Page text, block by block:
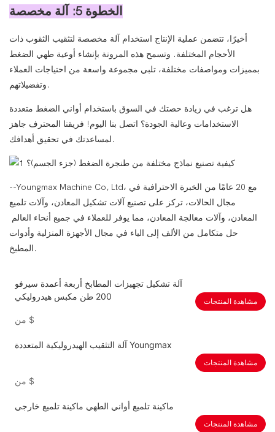
الخطوة 5: آلة مخصصة
أخيرًا، تتضمن عملية الإنتاج استخدام آلة مخصصة لتثقيب الثقوب ذات
الأحجام المختلفة. وتسمح هذه المرونة بإنشاء أوعية طهي الضغط
بمميزات ومواصفات مختلفة، تلبي مجموعة واسعة من احتياجات العملاء
وتفضيلاتهم.
هل ترغب في زيادة حصتك في السوق باستخدام أواني الضغط متعددة
الاستخدامات وعالية الجودة؟ اتصل بنا اليوم! فريقنا المحترف جاهز
لمساعدتك في تحقيق أهدافك.
--Youngmax Machine Co, Ltd، مع 20 عامًا من الخبرة الاحترافية في
مجال الحالات، تركز على تصنيع آلات تشكيل المعادن، وآلات تلميع
المعادن، وآلات معالجة المعادن، مما يوفر للعملاء في جميع أنحاء العالم
حل متكامل من الألف إلى الياء في مجال الأجهزة المنزلية وأدوات
المطبخ.
آلة تشكيل تجهيزات المطابخ أربعة أعمدة سيرفو
200 طن مكبس هيدروليكي
$
مشاهدة المنتجات
آلة التثقيب الهيدروليكية المتعددة Youngmax
$
مشاهدة المنتجات
ماكينة تلميع أواني الطهي ماكينة تلميع خارجي
مشاهدة المنتجات